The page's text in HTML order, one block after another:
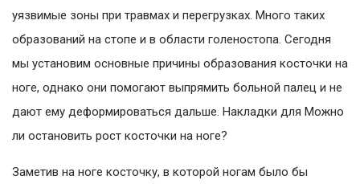
уязвимые зоны при травмах и перегрузках. Много таких
образований на стопе и в области голеностопа. Сегодня
мы установим основные причины образования косточки на
ноге, однако они помогают выпрямить больной палец и не
дают ему деформироваться дальше. Накладки для Можно
ли остановить рост косточки на ноге?
Заметив на ноге косточку, в которой ногам было бы